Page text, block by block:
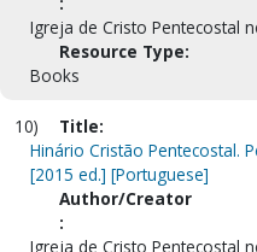
Igreja de Cristo Pentecostal
Resource Type:
Books
10)
Title:
Hinário Cristão Pentecostal.
[2015 ed.] [Portuguese]
Author/Creator
:
Igreja de Cristo Pentecostal